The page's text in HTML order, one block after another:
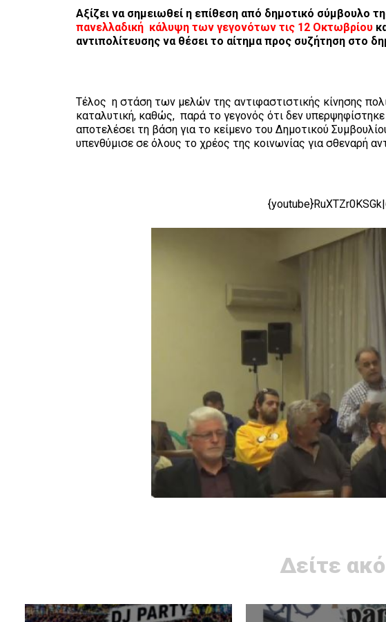
Αξίζει να σημειωθεί η επίθεση από δημοτικό σύμβουλο
πανελλαδική κάλυψη των γεγονότων τις 12 Οκτωβρίου
αντιπολίτευσης να θέσει το αίτημα προς συζήτηση στο
Τέλος η στάση των μελών της αντιφαστιστικής κίνησης
καταλυτική, καθώς, παρά το γεγονός ότι δεν
αποτελέσει τη βάση για το κείμενο του Δημοτικού
υπενθύμισε σε όλους το χρέος της κοινωνίας για σθεναρή
Δείτε